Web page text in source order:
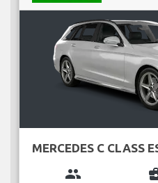
MERCEDES C CLASS
group